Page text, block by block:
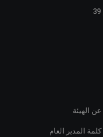
عن الهيئة
كلمة المدير العام